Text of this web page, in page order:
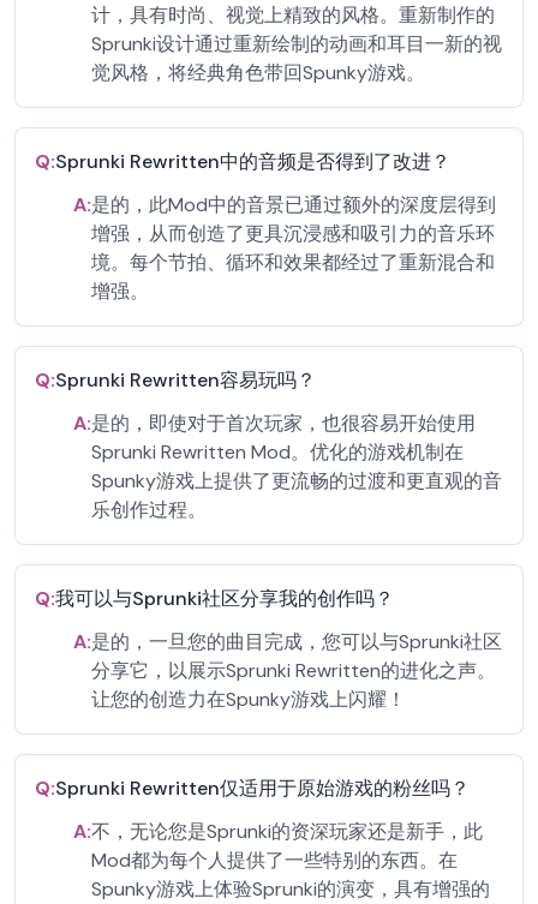
计，具有时尚、视觉上精致的风格。重新制作的
Sprunki设计通过重新绘制的动画和耳目一新的视
觉风格，将经典角色带回Spunky游戏。
Q:Sprunki Rewritten中的音频是否得到了改进？
A:是的，此Mod中的音景已通过额外的深度层得到
增强，从而创造了更具沉浸感和吸引力的音乐环
境。每个节拍、循环和效果都经过了重新混合和
增强。
Q:Sprunki Rewritten容易玩吗？
A:是的，即使对于首次玩家，也很容易开始使用
Sprunki Rewritten Mod。优化的游戏机制在
Spunky游戏上提供了更流畅的过渡和更直观的音
乐创作过程。
Q:我可以与Sprunki社区分享我的创作吗？
A:是的，一旦您的曲目完成，您可以与Sprunki社区
分享它，以展示Sprunki Rewritten的进化之声。
让您的创造力在Spunky游戏上闪耀！
Q:Sprunki Rewritten仅适用于原始游戏的粉丝吗？
A:不，无论您是Sprunki的资深玩家还是新手，此
Mod都为每个人提供了一些特别的东西。在
Spunky游戏上体验Sprunki的演变，具有增强的